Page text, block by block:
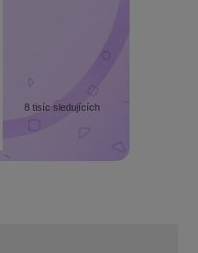
8 tisíc sledujících